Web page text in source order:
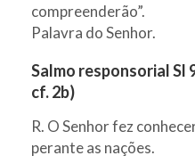
compreenderão”.
Palavra do Senhor.
Salmo responsorial Sl
cf. 2b)
R. O Senhor fez
perante as nações.